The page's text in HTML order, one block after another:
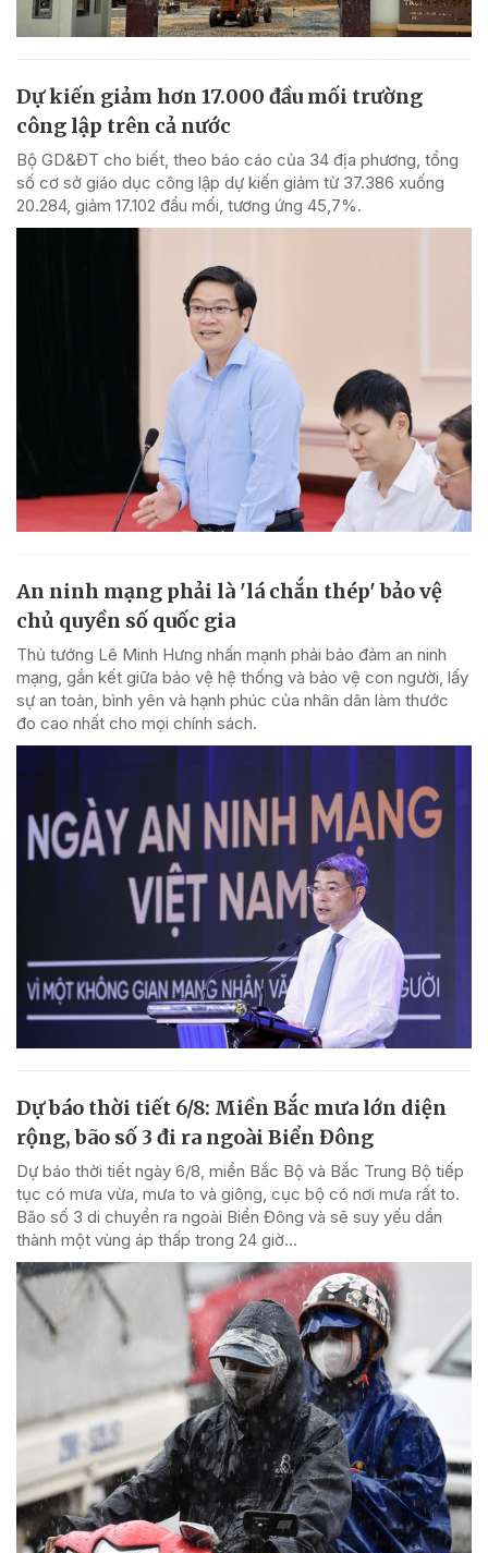
Dự kiến giảm hơn 17.000 đầu mối trường
công lập trên cả nước
Bộ GD&ĐT cho biết, theo báo cáo của 34 địa phương, tổng
số cơ sở giáo dục công lập dự kiến giảm từ 37.386 xuống
20.284, giảm 17.102 đầu mối, tương ứng 45,7%.
An ninh mạng phải là 'lá chắn thép' bảo vệ
chủ quyền số quốc gia
Thủ tướng Lê Minh Hưng nhấn mạnh phải bảo đảm an ninh
mạng, gắn kết giữa bảo vệ hệ thống và bảo vệ con người, lấy
sự an toàn, bình yên và hạnh phúc của nhân dân làm thước
đo cao nhất cho mọi chính sách.
Dự báo thời tiết 6/8: Miền Bắc mưa lớn diện
rộng, bão số 3 đi ra ngoài Biển Đông
Dự báo thời tiết ngày 6/8, miền Bắc Bộ và Bắc Trung Bộ tiếp
tục có mưa vừa, mưa to và giông, cục bộ có nơi mưa rất to.
Bão số 3 di chuyển ra ngoài Biển Đông và sẽ suy yếu dần
thành một vùng áp thấp trong 24 giờ...